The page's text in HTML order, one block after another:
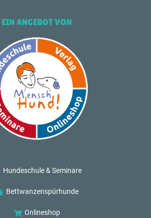
EIN ANGEBOT VON
Hundeschule & Seminare
Bettwanzenspürhunde
Onlineshop